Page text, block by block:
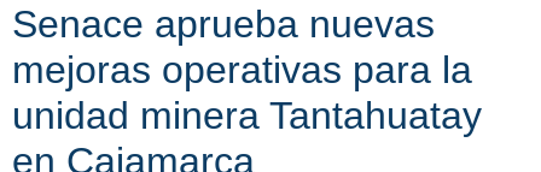
Senace aprueba nuevas
mejoras operativas para la
unidad minera Tantahuatay
en Cajamarca